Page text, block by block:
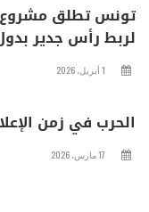
تونس تطلق مشروع
لربط رأس جدير
1 أبريل، 2026
الحرب في زمن
17 مارس، 2026